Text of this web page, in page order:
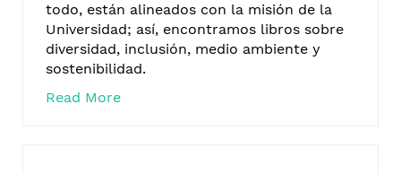
todo, están alineados con la misión de la
Universidad; así, encontramos libros sobre
diversidad, inclusión, medio ambiente y
sostenibilidad.
Read More